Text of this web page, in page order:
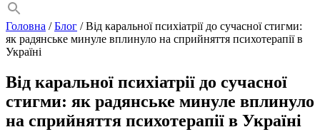
Головна /Блог / Від каральної психіатрії до сучасної стигми:
як радянське минуле вплинуло на сприйняття психотерапії в
Україні
Від каральної психіатрії до сучасної
стигми: як радянське минуле вплинуло
на сприйняття психотерапії в Україні